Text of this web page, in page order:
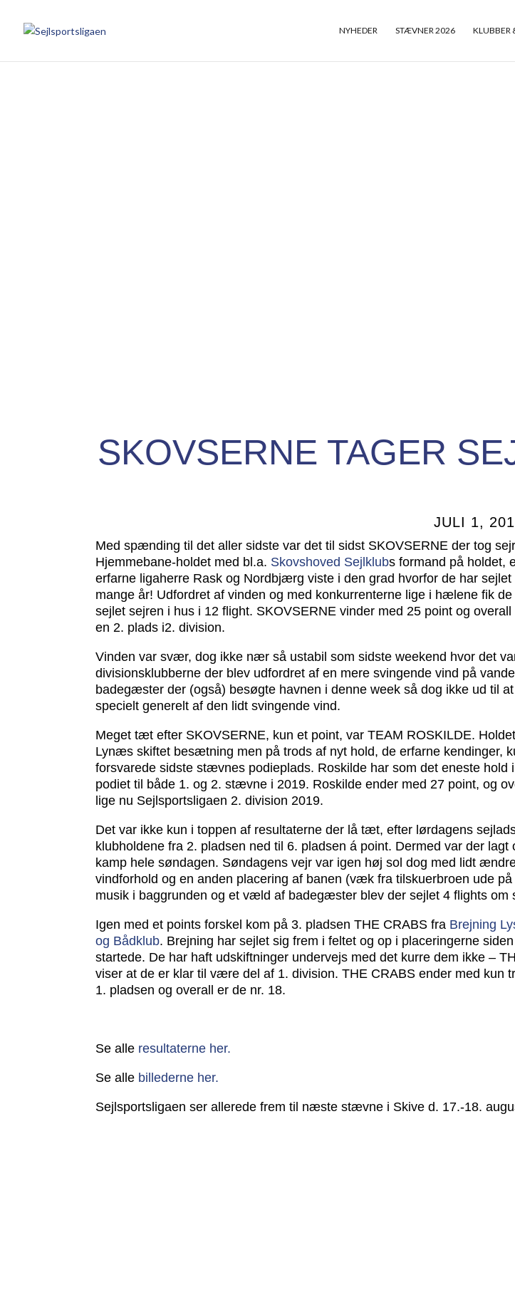
NYHEDER STÆVNER 2026 KLUBBER
SKOVSERNE TAGER
JULI 1,
Med spænding til det aller sidste var det til sidst SKOVSERNE der tog
Hjemmebane-holdet med bl.a. Skovshoved Sejlklubs formand på holdet,
erfarne ligaherre Rask og Nordbjærg viste i den grad hvorfor de har sejlet
mange år! Udfordret af vinden og med konkurrenterne lige i hælene fik de
sejlet sejren i hus i 12 flight. SKOVSERNE vinder med 25 point og
en 2. plads i2. division.
Vinden var svær, dog ikke nær så ustabil som sidste weekend hvor det
divisionsklubberne der blev udfordret af en mere svingende vind på
badegæster der (også) besøgte havnen i denne week så dog ikke ud til
specielt generelt af den lidt svingende vind.
Meget tæt efter SKOVSERNE, kun et point, var TEAM ROSKILDE.
Lynæs skiftet besætning men på trods af nyt hold, de erfarne kendinger,
forsvarede sidste stævnes podieplads. Roskilde har som det eneste hold
podiet til både 1. og 2. stævne i 2019. Roskilde ender med 27 point, og
lige nu Sejlsportsligaen 2. division 2019.
Det var ikke kun i toppen af resultaterne der lå tæt, efter lørdagens
klubholdene fra 2. pladsen ned til 6. pladsen á point. Dermed var der lagt
kamp hele søndagen. Søndagens vejr var igen høj sol dog med lidt
vindforhold og en anden placering af banen (væk fra tilskuerbroen ude på
musik i baggrunden og et væld af badegæster blev der sejlet 4 flights om
Igen med et points forskel kom på 3. pladsen THE CRABS fra Brejning
og Bådklub. Brejning har sejlet sig frem i feltet og op i placeringerne
startede. De har haft udskiftninger undervejs med det kurre dem ikke –
viser at de er klar til være del af 1. division. THE CRABS ender med kun
1. pladsen og overall er de nr. 18.
Se alle resultaterne her.
Se alle billederne her.
Sejlsportsligaen ser allerede frem til næste stævne i Skive d. 17.-18.